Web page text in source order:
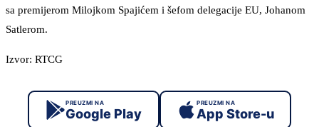
sa premijerom Milojkom Spajićem i šefom delegacije EU, Johanom
Satlerom.
Izvor: RTCG
PREUZMI NA
Google Play
PREUZMI NA
App Store-u